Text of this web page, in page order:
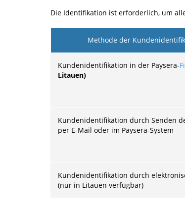
Die Identifikation ist erforderlich, um
Methode der
Kundenidentifikation in der Paysera-
Litauen)
Kundenidentifikation durch Senden
per E-Mail oder im Paysera-System
Kundenidentifikation durch
(nur in Litauen verfügbar)